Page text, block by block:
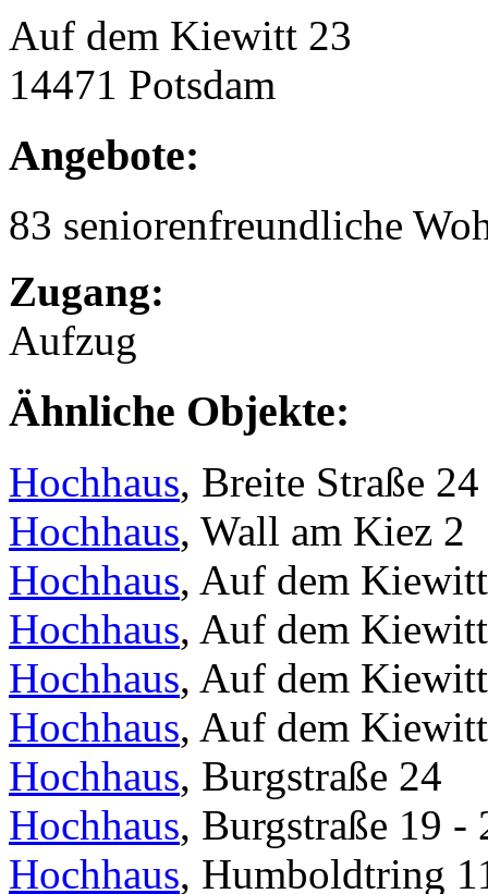
Auf dem Kiewitt 23
14471 Potsdam
Angebote:
83 seniorenfreundliche
Zugang:
Aufzug
Ähnliche Objekte:
Hochhaus, Breite Straße 24
Hochhaus, Wall am Kiez 2
Hochhaus, Auf dem
Hochhaus, Auf dem
Hochhaus, Auf dem
Hochhaus, Auf dem
Hochhaus, Burgstraße 24
Hochhaus, Burgstraße 19 -
Hochhaus, Humboldtring